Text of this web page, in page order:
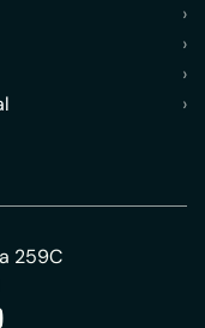
›
›
›
›
259C